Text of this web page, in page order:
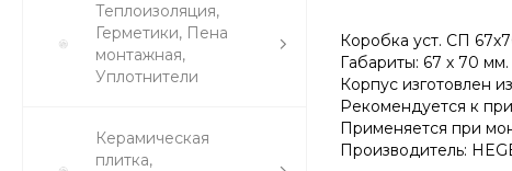
Теплоизоляция,
Герметики, Пена
монтажная,
Уплотнители
Керамическая
плитка,
Коробка уст. СП
Габариты: 67 х 70 мм.
Корпус изготовлен
Рекомендуется к
Применяется при
Производитель: